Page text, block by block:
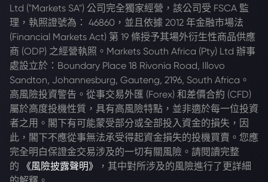
Ltd ("Markets SA") 公司完全獨家經營，該公司受 FSCA 監
理，執照證號為： 46860，並且依據 2012 年金融市場法
(Financial Markets Act) 第 19 條授予其場外衍生性商品供應
商 (ODP) 之經營執照。Markets South Africa (Pty) Ltd 辦事
處設立於：Boundary Place 18 Rivonia Road, Illovo
Sandton, Johannesburg, Gauteng, 2196, South Africa。
高風險投資警告。從事交易外匯 (Forex) 和差價合約 (CFD)
屬於高度投機性質，具有高風險特點，並非適於每一位投資
者之用。閣下有可能蒙受部分或全部投入資金的損失，因
此，閣下不應從事無法承受得起資金損失的投機買賣。您應
完全明白保證金交易涉及的一切有關風險。請閱讀完整
的
《風險披露聲明》
，其中對所涉及的風險進行了更詳細